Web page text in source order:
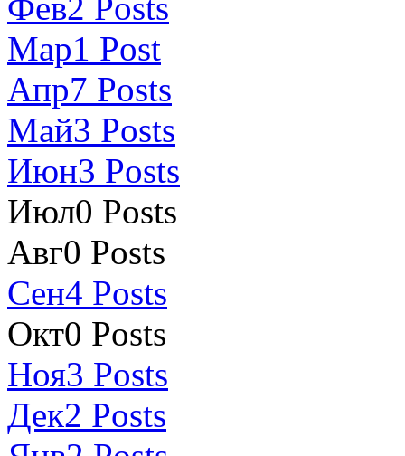
Фев2 Posts
Мар1 Post
Апр7 Posts
Май3 Posts
Июн3 Posts
Июл0 Posts
Авг0 Posts
Сен4 Posts
Окт0 Posts
Ноя3 Posts
Дек2 Posts